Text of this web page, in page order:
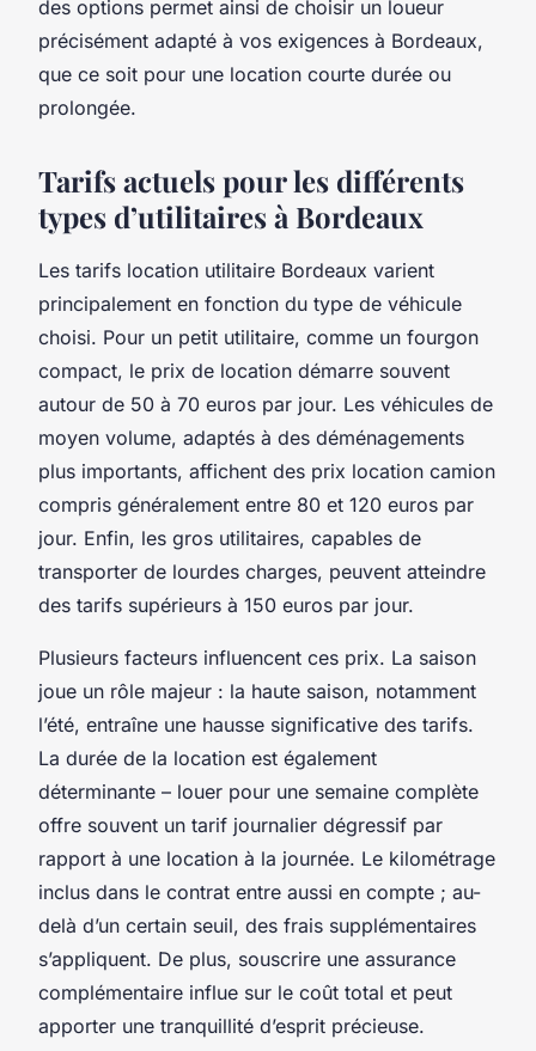
des options permet ainsi de choisir un loueur
précisément adapté à vos exigences à Bordeaux,
que ce soit pour une location courte durée ou
prolongée.
Tarifs actuels pour les différents
types d’utilitaires à Bordeaux
Les tarifs location utilitaire Bordeaux varient
principalement en fonction du type de véhicule
choisi. Pour un petit utilitaire, comme un fourgon
compact, le prix de location démarre souvent
autour de 50 à 70 euros par jour. Les véhicules de
moyen volume, adaptés à des déménagements
plus importants, affichent des prix location camion
compris généralement entre 80 et 120 euros par
jour. Enfin, les gros utilitaires, capables de
transporter de lourdes charges, peuvent atteindre
des tarifs supérieurs à 150 euros par jour.
Plusieurs facteurs influencent ces prix. La saison
joue un rôle majeur : la haute saison, notamment
l’été, entraîne une hausse significative des tarifs.
La durée de la location est également
déterminante – louer pour une semaine complète
offre souvent un tarif journalier dégressif par
rapport à une location à la journée. Le kilométrage
inclus dans le contrat entre aussi en compte ; au-
delà d’un certain seuil, des frais supplémentaires
s’appliquent. De plus, souscrire une assurance
complémentaire influe sur le coût total et peut
apporter une tranquillité d’esprit précieuse.